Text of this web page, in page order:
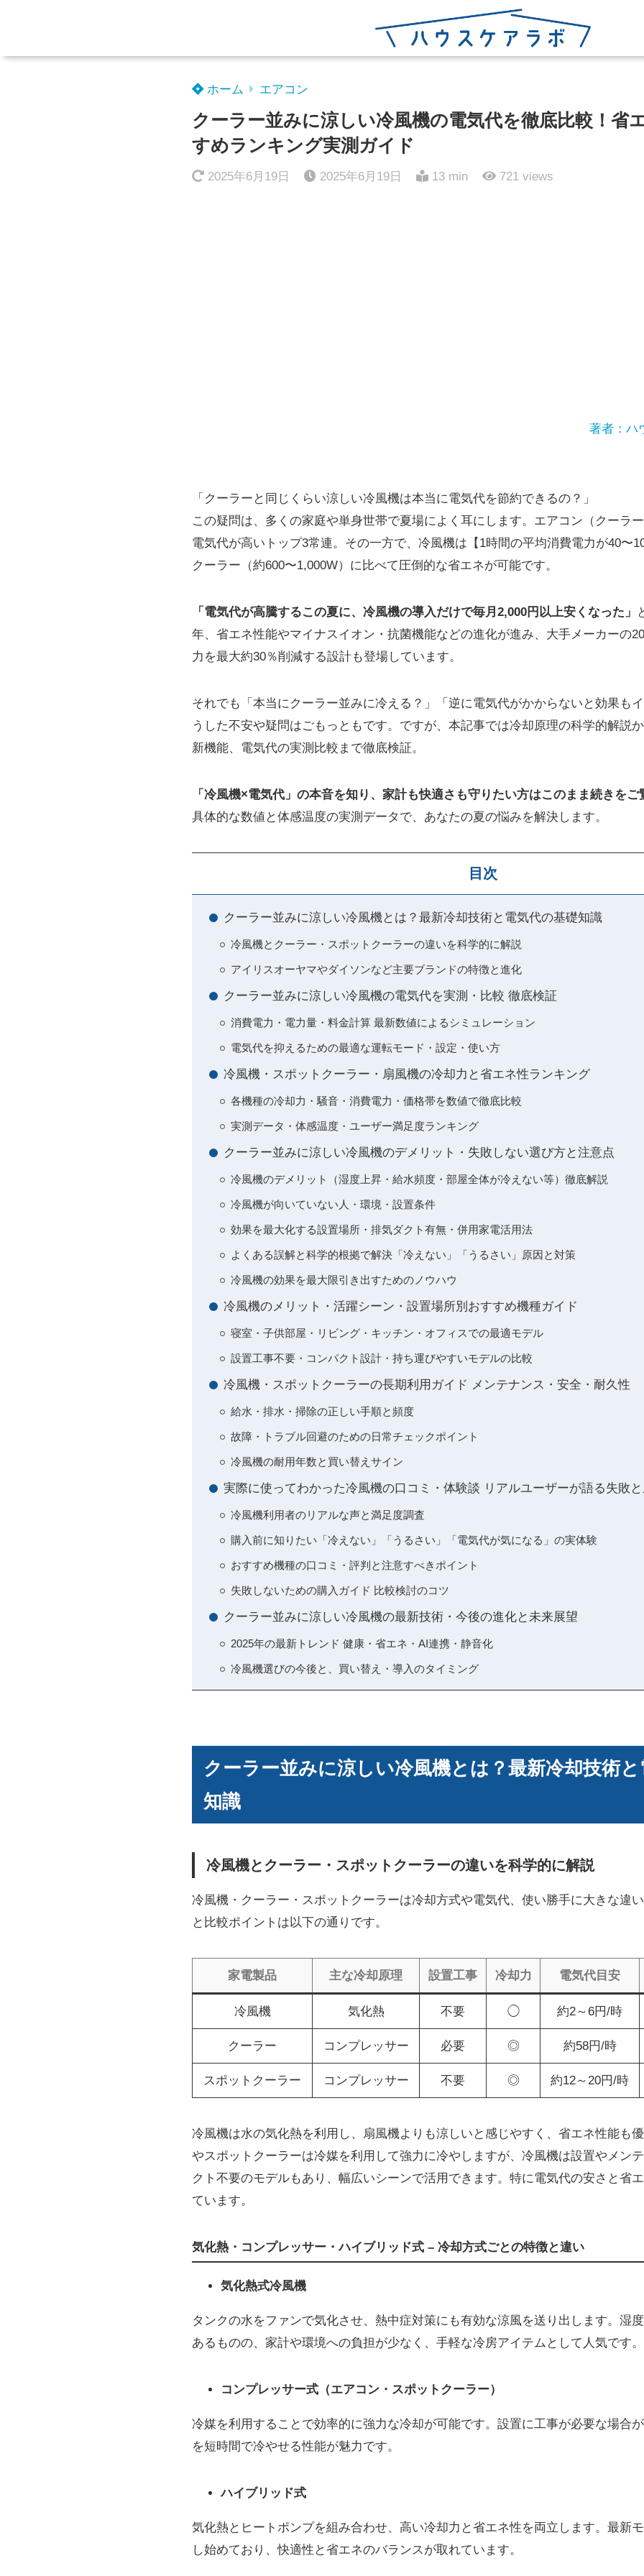
ホーム エアコン
クーラー並みに涼しい冷風機の電気代を徹底比較！省
すめランキング実測ガイド
2025年6月19日 2025年6月19日 13 min 721 views
著者：ハ
「クーラーと同じくらい涼しい冷風機は本当に電気代を節約できるの？」
この疑問は、多くの家庭や単身世帯で夏場によく耳にします。エアコン（クーラ
電気代が高いトップ3常連。その一方で、冷風機は【1時間の平均消費電力が40〜
クーラー（約600〜1,000W）に比べて圧倒的な省エネが可能です。
「電気代が高騰するこの夏に、冷風機の導入だけで毎月2,000円以上安くなった」
年、省エネ性能やマイナスイオン・抗菌機能などの進化が進み、大手メーカーの
力を最大約30％削減する設計も登場しています。
それでも「本当にクーラー並みに冷える？」「逆に電気代がかからないと効果
うした不安や疑問はごもっともです。ですが、本記事では冷却原理の科学的解説
新機能、電気代の実測比較まで徹底検証。
「冷風機×電気代」の本音を知り、家計も快適さも守りたい方はこのまま続きをご
具体的な数値と体感温度の実測データで、あなたの夏の悩みを解決します。
目次
クーラー並みに涼しい冷風機とは？最新冷却技術と電気代の基礎知識
冷風機とクーラー・スポットクーラーの違いを科学的に解説
アイリスオーヤマやダイソンなど主要ブランドの特徴と進化
クーラー並みに涼しい冷風機の電気代を実測・比較 徹底検証
消費電力・電力量・料金計算 最新数値によるシミュレーション
電気代を抑えるための最適な運転モード・設定・使い方
冷風機・スポットクーラー・扇風機の冷却力と省エネ性ランキング
各機種の冷却力・騒音・消費電力・価格帯を数値で徹底比較
実測データ・体感温度・ユーザー満足度ランキング
クーラー並みに涼しい冷風機のデメリット・失敗しない選び方と注意点
冷風機のデメリット（湿度上昇・給水頻度・部屋全体が冷えない等）徹底解説
冷風機が向いていない人・環境・設置条件
効果を最大化する設置場所・排気ダクト有無・併用家電活用法
よくある誤解と科学的根拠で解決「冷えない」「うるさい」原因と対策
冷風機の効果を最大限引き出すためのノウハウ
冷風機のメリット・活躍シーン・設置場所別おすすめ機種ガイド
寝室・子供部屋・リビング・キッチン・オフィスでの最適モデル
設置工事不要・コンパクト設計・持ち運びやすいモデルの比較
冷風機・スポットクーラーの長期利用ガイド メンテナンス・安全・耐久性
給水・排水・掃除の正しい手順と頻度
故障・トラブル回避のための日常チェックポイント
冷風機の耐用年数と買い替えサイン
実際に使ってわかった冷風機の口コミ・体験談 リアルユーザーが語る失敗
冷風機利用者のリアルな声と満足度調査
購入前に知りたい「冷えない」「うるさい」「電気代が気になる」の実体験
おすすめ機種の口コミ・評判と注意すべきポイント
失敗しないための購入ガイド 比較検討のコツ
クーラー並みに涼しい冷風機の最新技術・今後の進化と未来展望
2025年の最新トレンド 健康・省エネ・AI連携・静音化
冷風機選びの今後と、買い替え・導入のタイミング
クーラー並みに涼しい冷風機とは？最新冷却技術
知識
冷風機とクーラー・スポットクーラーの違いを科学的に解説
冷風機・クーラー・スポットクーラーは冷却方式や電気代、使い勝手に大きな違
と比較ポイントは以下の通りです。
家電製品 主な冷却原理 設置工事 冷却力 電気代目安
冷風機 気化熱 不要 ◯ 約2～6円/時
クーラー コンプレッサー 必要 ◎ 約58円/時
スポットクーラー コンプレッサー 不要 ◎ 約12～20円/時
冷風機は水の気化熱を利用し、扇風機よりも涼しいと感じやすく、省エネ性能も
やスポットクーラーは冷媒を利用して強力に冷やしますが、冷風機は設置やメン
クト不要のモデルもあり、幅広いシーンで活用できます。特に電気代の安さと省
ています。
気化熱・コンプレッサー・ハイブリッド式 – 冷却方式ごとの特徴と違い
気化熱式冷風機
タンクの水をファンで気化させ、熱中症対策にも有効な涼風を送り出します。湿
あるものの、家計や環境への負担が少なく、手軽な冷房アイテムとして人気です。
コンプレッサー式（エアコン・スポットクーラー）
冷媒を利用することで効率的に強力な冷却が可能です。設置に工事が必要な場合
を短時間で冷やせる性能が魅力です。
ハイブリッド式
気化熱とヒートポンプを組み合わせ、高い冷却力と省エネ性を両立します。最新
し始めており、快適性と省エネのバランスが取れています。